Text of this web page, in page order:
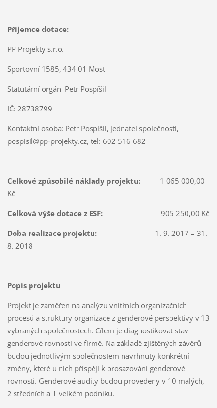
Příjemce dotace:
PP Projekty s.r.o.
Sportovní 1585, 434 01 Most
Statutární orgán: Petr Pospíšil
IČ: 28738799
Kontaktní osoba: Petr Pospíšil, jednatel společnosti,
pospisil@pp-projekty.cz, tel: 602 516 682
Celkové způsobilé náklady projektu:1 065 000,00
Kč
Celková výše dotace z ESF:905 250,00 Kč
Doba realizace projektu:1. 9. 2017 – 31.
8. 2018
Popis projektu
Projekt je zaměřen na analýzu vnitřních organizačních
procesů a struktury organizace z genderové perspektivy v 13
vybraných společnostech. Cílem je diagnostikovat stav
genderové rovnosti ve firmě. Na základě zjištěných závěrů
budou jednotlivým společnostem navrhnuty konkrétní
změny, které u nich přispějí k prosazování genderové
rovnosti. Genderové audity budou provedeny v 10 malých,
2 středních a 1 velkém podniku.